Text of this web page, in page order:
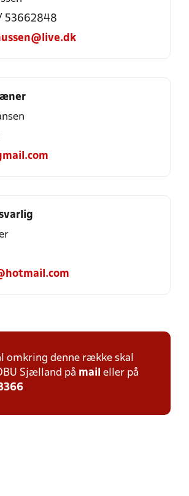
53662848
omkring denne række skal
Sjælland på mail eller på